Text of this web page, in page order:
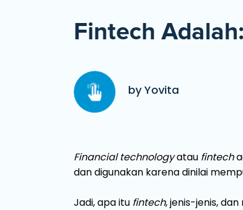
Fintech
by Yovita
Financial technologyatau fintech
dan digunakan karena dinilai
Jadi, apa itu fintech, jenis-jenis,